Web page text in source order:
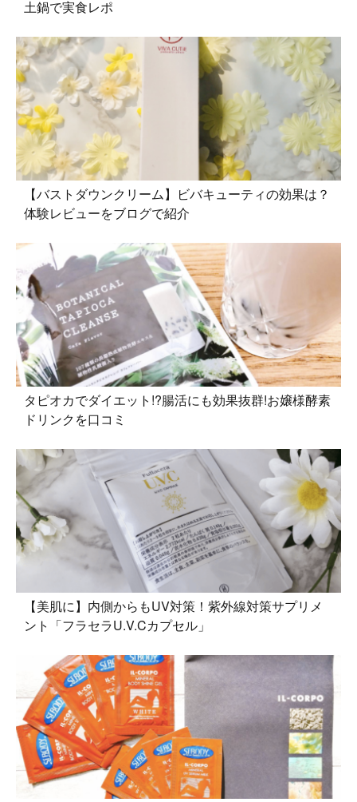
土鍋で実食レポ
【バストダウンクリーム】ビバキューティの効果は？
体験レビューをブログで紹介
タピオカでダイエット!?腸活にも効果抜群!お嬢様酵素
ドリンクを口コミ
【美肌に】内側からもUV対策！紫外線対策サプリメ
ント「フラセラU.V.Cカプセル」